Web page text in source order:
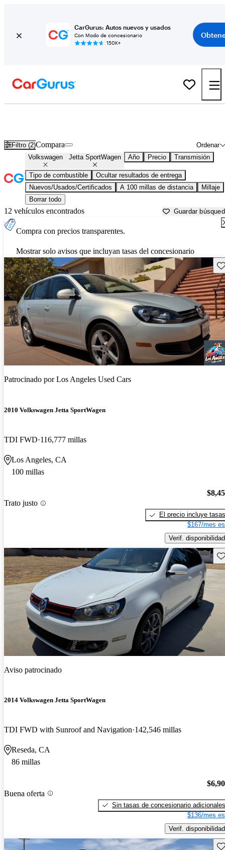
CarGurus: Autos nuevos y usados
Con Modo de concesionario
150K+
Filtro (2) Ordenar
Compara
Volkswagen Jetta SportWagen Año Precio Transmisión
Tipo de combustible
Ocultar resultados de entrega
Nuevos/Usados/Certificados
A 100 millas de distancia
Millaje
Borrar todo
12 vehículos encontrados Guardar
Compra con precios transparentes.
Mostrar solo avisos que incluyan tasas del concesionario
Patrocinado porLos Angeles Used Cars
2010 Volkswagen Jetta SportWagen
TDI FWD 116,777 millas
Los Angeles, CA
100 millas
Trato justo
El precio incluye tasas
$167/mes
Verif. disponibilidad
Aviso patrocinado
2014 Volkswagen Jetta SportWagen
TDI FWD with Sunroof and Navigation 142,546 millas
Reseda, CA
86 millas
Buena oferta
Sin tasas de concesionario adicionales
$136/mes
Verif. disponibilidad